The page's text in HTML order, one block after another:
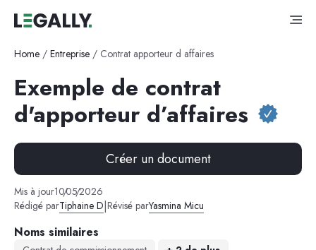
Home / Entreprise / Contrat apporteur d affaires
Exemple de contrat
d'apporteur d’affaires
Créer un document
Mis à jour10/05/2026
Rédigé parTiphaine D|Révisé parYasmina Micu
Noms similaires